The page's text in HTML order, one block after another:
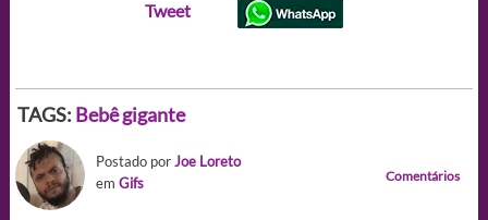
Tweet
TAGS: Bebê gigante
Postado porJoe Loreto
em Gifs Comentários